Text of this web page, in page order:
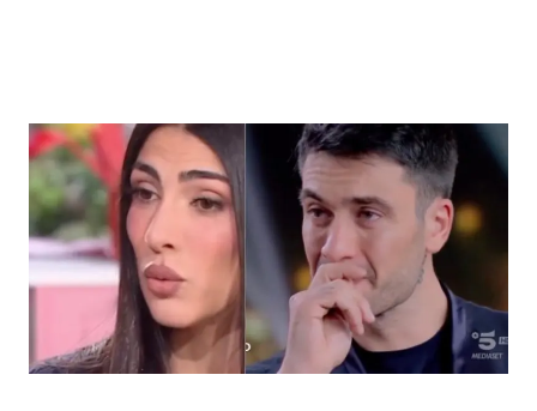
News Musica
News Spettacolo
Benessere
Casa
Cucina e Ricette
Consigli di Cucina